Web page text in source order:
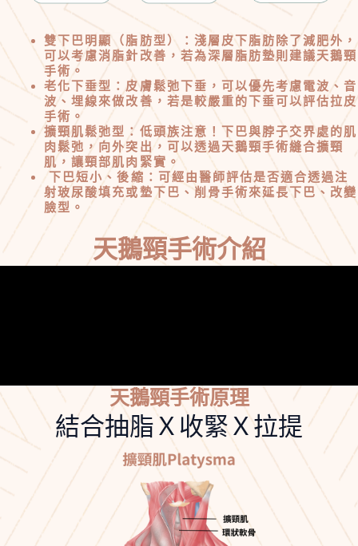
雙下巴明顯（脂肪型）：淺層皮下脂肪除了減肥外，
可以考慮消脂針改善，若為深層脂肪墊則建議天鵝頸
手術。
老化下垂型：皮膚鬆弛下垂，可以優先考慮電波、音
波、埋線來做改善，若是較嚴重的下垂可以評估拉皮
手術。
擴頸肌鬆弛型：低頭族注意！下巴與脖子交界處的肌
肉鬆弛，向外突出，可以透過天鵝頸手術縫合擴頸
肌，讓頸部肌肉緊實。
下巴短小、後縮：可經由醫師評估是否適合透過注
射玻尿酸填充或墊下巴、削骨手術來延長下巴、改變
臉型。
天鵝頸手術介紹
天鵝頸手術原理
結合抽脂Ｘ收緊Ｘ拉提